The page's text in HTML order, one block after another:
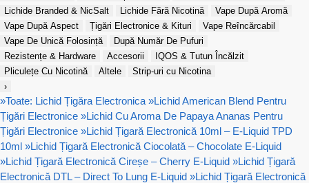
Lichide Branded & NicSalt
Lichide Fără Nicotină
Vape După Aromă
Vape După Aspect
Țigări Electronice & Kituri
Vape Reîncărcabil
Vape De Unică Folosință
După Număr De Pufuri
Rezistențe & Hardware
Accesorii
IQOS & Tutun Încălzit
Pliculețe Cu Nicotină
Altele
Strip-uri cu Nicotina
›
»Toate: Lichid Țigăra Electronica »Lichid American Blend Pentru
Țigări Electronice »Lichid Cu Aroma De Papaya Ananas Pentru
Țigări Electronice »Lichid Țigară Electronică 10ml – E-Liquid TPD
10ml »Lichid Țigară Electronică Ciocolată – Chocolate E-Liquid
»Lichid Țigară Electronică Cireșe – Cherry E-Liquid »Lichid Țigară
Electronică DTL – Direct To Lung E-Liquid »Lichid Țigară Electronică